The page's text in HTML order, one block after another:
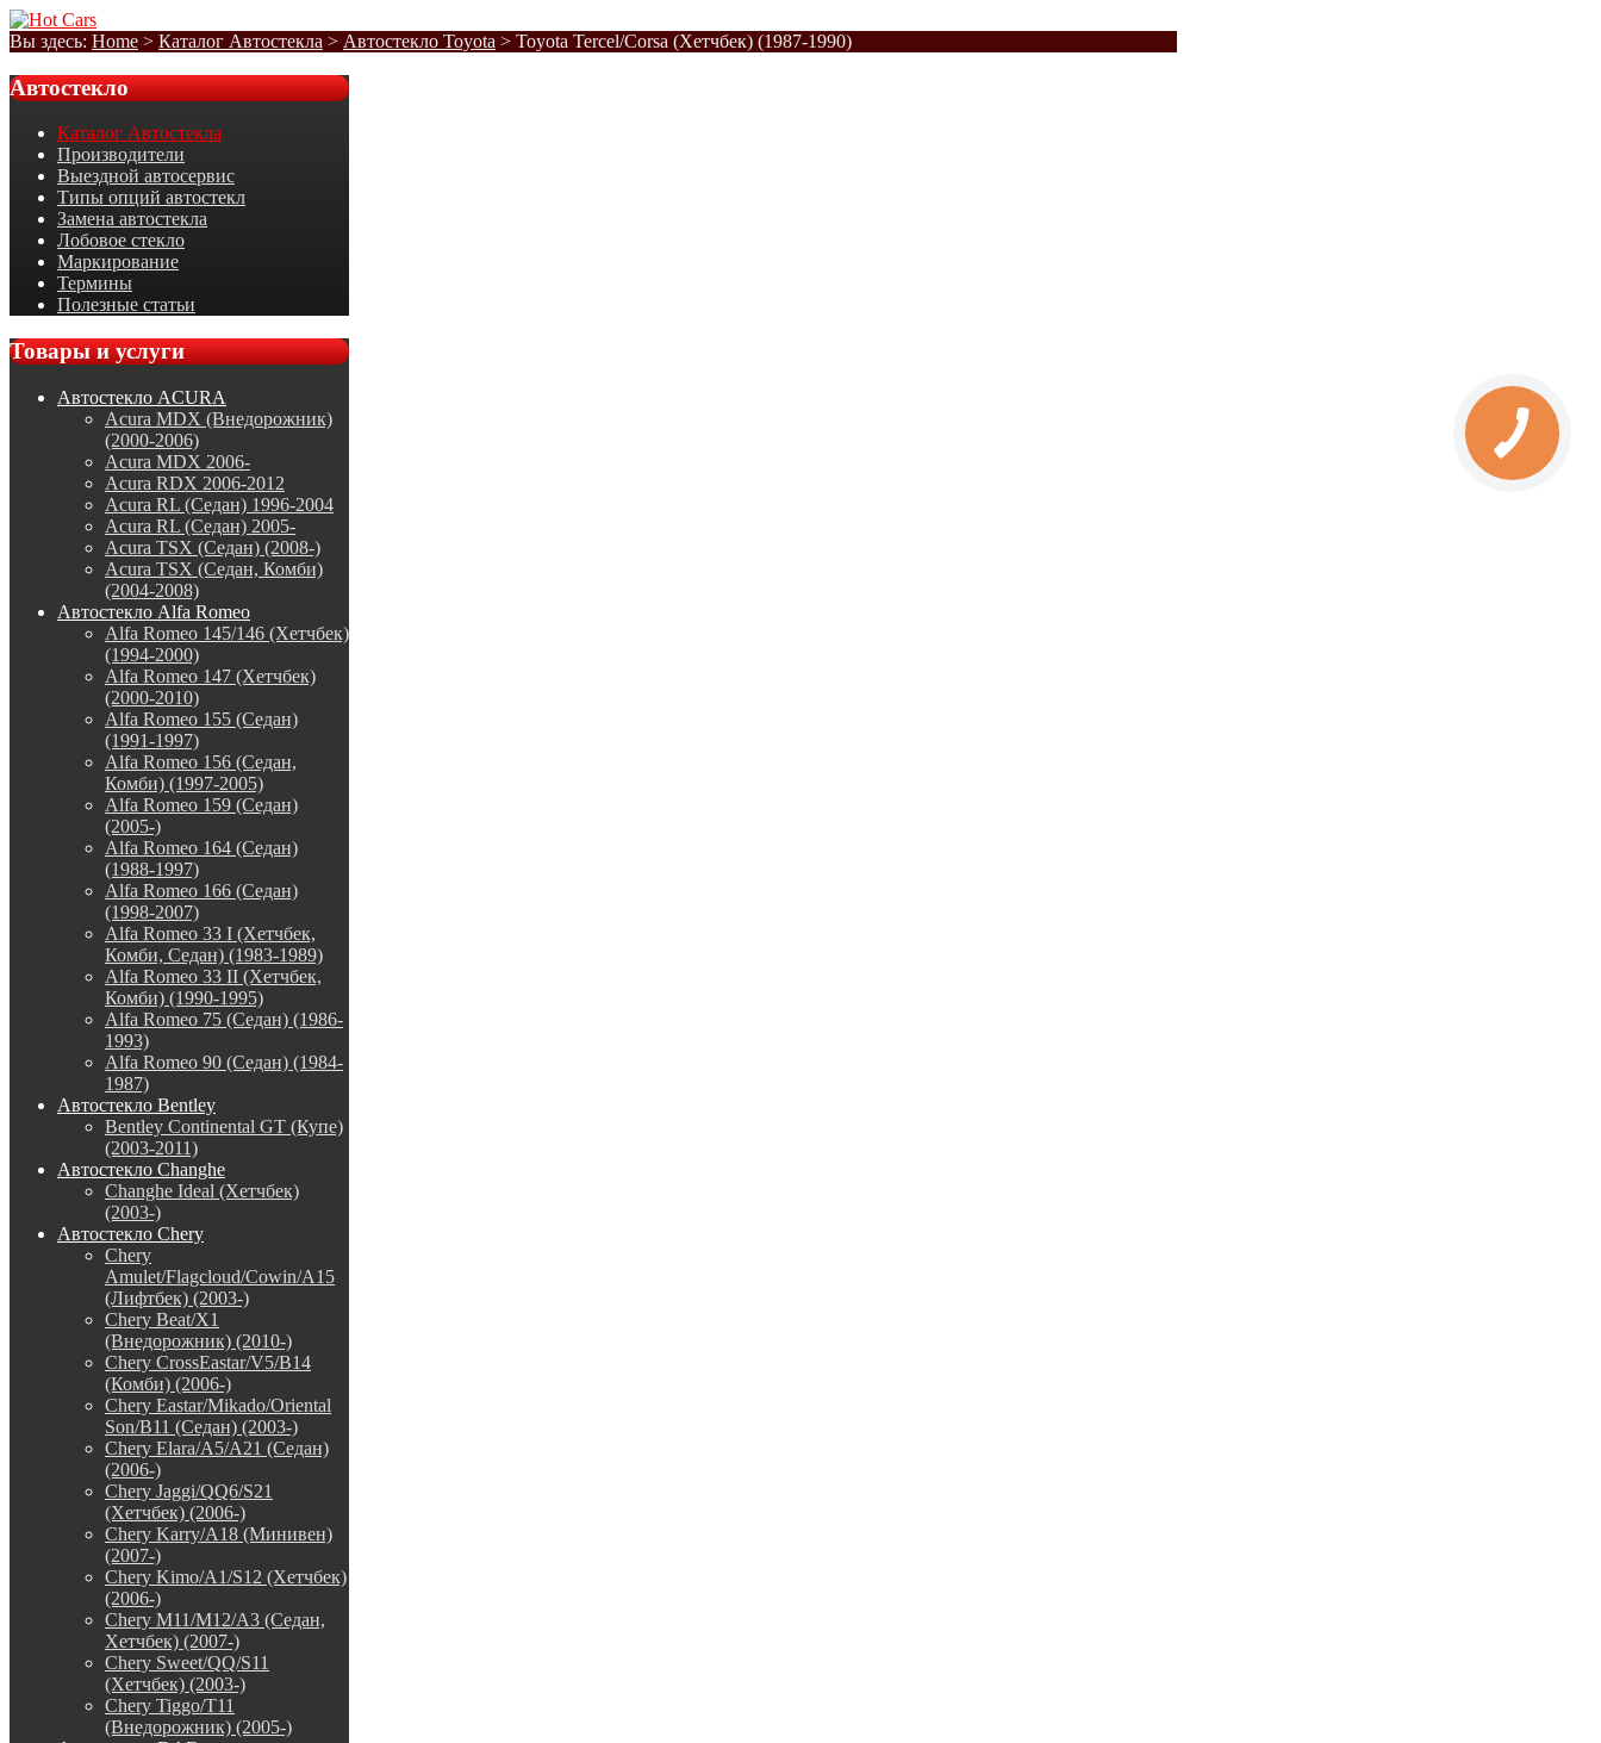
Вы здесь: Home > Каталог Автостекла > Автостекло Toyota > Toyota Tercel/Corsa (Хетчбек) (1987-1990)
Автостекло
Каталог Автостекла
Производители
Выездной автосервис
Типы опций автостекл
Замена автостекла
Лобовое стекло
Маркирование
Термины
Полезные статьи
Товарыи услуги
Автостекло ACURA
Acura MDX (Внедорожник)
(2000-2006)
Acura MDX 2006-
Acura RDX 2006-2012
Acura RL (Седан) 1996-2004
Acura RL (Седан) 2005-
Acura TSX (Седан) (2008-)
Acura TSX (Седан, Комби)
(2004-2008)
Автостекло Alfa Romeo
Alfa Romeo 145/146 (Хетчбек)
(1994-2000)
Alfa Romeo 147 (Хетчбек)
(2000-2010)
Alfa Romeo 155 (Седан)
(1991-1997)
Alfa Romeo 156 (Седан,
Комби) (1997-2005)
Alfa Romeo 159 (Седан)
(2005-)
Alfa Romeo 164 (Седан)
(1988-1997)
Alfa Romeo 166 (Седан)
(1998-2007)
Alfa Romeo 33 I (Хетчбек,
Комби, Седан) (1983-1989)
Alfa Romeo 33 II (Хетчбек,
Комби) (1990-1995)
Alfa Romeo 75 (Седан) (1986-
1993)
Alfa Romeo 90 (Седан) (1984-
1987)
Автостекло Bentley
Bentley Continental GT (Купе)
(2003-2011)
Автостекло Changhe
Changhe Ideal (Хетчбек)
(2003-)
Автостекло Chery
Chery
Amulet/Flagcloud/Cowin/A15
(Лифтбек) (2003-)
Chery Beat/X1
(Внедорожник) (2010-)
Chery CrossEastar/V5/B14
(Комби) (2006-)
Chery Eastar/Mikado/Oriental
Son/B11 (Седан) (2003-)
Chery Elara/A5/A21 (Седан)
(2006-)
Chery Jaggi/QQ6/S21
(Хетчбек) (2006-)
Chery Karry/A18 (Минивен)
(2007-)
Chery Kimo/A1/S12 (Хетчбек)
(2006-)
Chery M11/M12/A3 (Седан,
Хетчбек) (2007-)
Chery Sweet/QQ/S11
(Хетчбек) (2003-)
Chery Tiggo/T11
(Внедорожник) (2005-)